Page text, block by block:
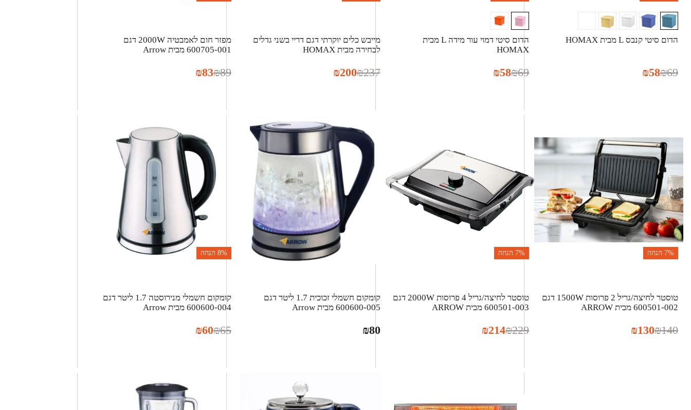
הדום סיטי קנבס L מבית HOMAX
₪69
₪58
הדום סיטי דמוי עור מידה L מבית
HOMAX
₪69
₪58
מייבש כלים יוקרתי דגם דריי בשני גדלים
לבחירה מבית HOMAX
₪237
₪200
מפזר חום לאמבטיה 2000W דגם
600705-001 מבית Arrow
₪89
₪83
7% הנחה
טוסטר לחיצה/גריל 2 פרוסות 1500W דגם
600501-002 מבית ARROW
₪140
₪130
7% הנחה
טוסטר לחיצה/גריל 4 פרוסות 2000W דגם
600501-003 מבית ARROW
₪229
₪214
קומקום חשמלי זכוכית 1.7 ליטר דגם
600600-005 מבית Arrow
₪80
8% הנחה
קומקום חשמלי מנירוסטה 1.7 ליטר דגם
600600-004 מבית Arrow
₪65
₪60